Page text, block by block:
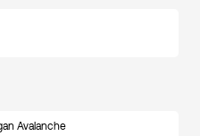
Avalanche